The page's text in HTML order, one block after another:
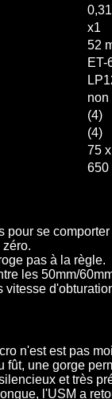
x1
52
ET-
non
(4)
(4)
75
650
se
pas à la règle.
les 50mm/
vitesse
n'est est pas
fût, une gorge
et très
l'USM a